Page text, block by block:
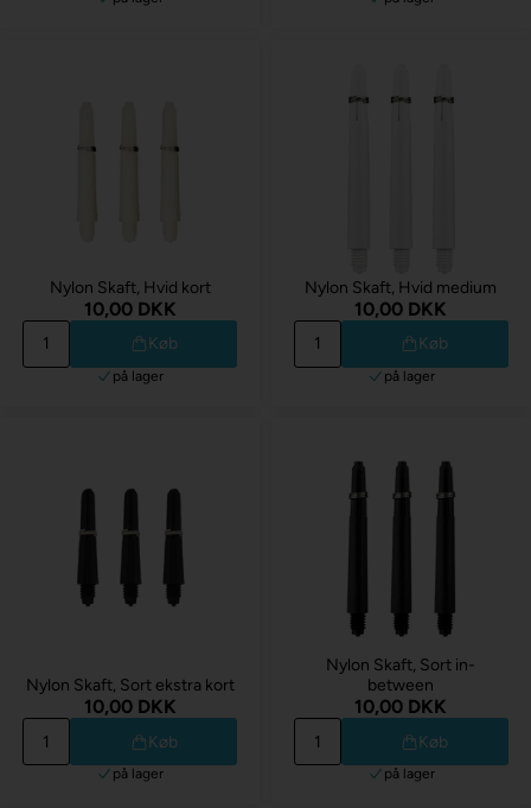
Nylon Skaft, Hvid kort
10,00 DKK
Køb
på lager
Nylon Skaft, Hvid medium
10,00 DKK
Køb
på lager
Nylon Skaft, Sort ekstra kort
10,00 DKK
Køb
på lager
Nylon Skaft, Sort in-
between
10,00 DKK
Køb
på lager